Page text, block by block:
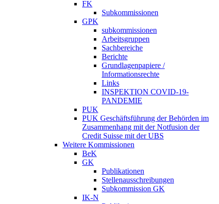
FK
Subkommissionen
GPK
subkommissionen
Arbeitsgruppen
Sachbereiche
Berichte
Grundlagenpapiere /
Informationsrechte
Links
INSPEKTION COVID-19-
PANDEMIE
PUK
PUK Geschäftsführung der Behörden im
Zusammenhang mit der Notfusion der
Credit Suisse mit der UBS
Weitere Kommissionen
BeK
GK
Publikationen
Stellenausschreibungen
Subkommission GK
IK-N